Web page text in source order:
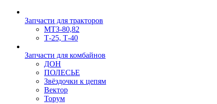
Запчасти для тракторов
МТЗ-80,82
Т-25, Т-40
Запчасти для комбайнов
ДОН
ПОЛЕСЬЕ
Звёздочки к цепям
Вектор
Торум